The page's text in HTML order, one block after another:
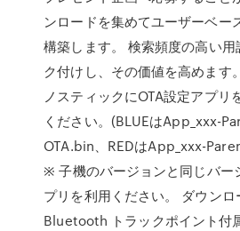
ンロードを集めてユーザーベー
構築します。 検索頻度の高い
ク付けし、その価値を高めます
ノスティックにOTA設定アプリ
ください。(BLUEはApp_xxx-
OTA.bin、REDはApp_xxx-
※ 子機のバージョンと同じバー
プリを利用ください。 ダウン
Bluetooth トラックポイント付